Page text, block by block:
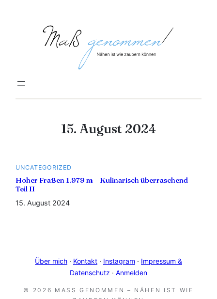
springen
15. August 2024
UNCATEGORIZED
Hoher Fraßen 1.979 m – Kulinarisch überraschend –
Teil II
15. August 2024
Über mich · Kontakt · Instagram · Impressum &
Datenschutz · Anmelden
© 2026 MASS GENOMMEN – NÄHEN IST WIE Z